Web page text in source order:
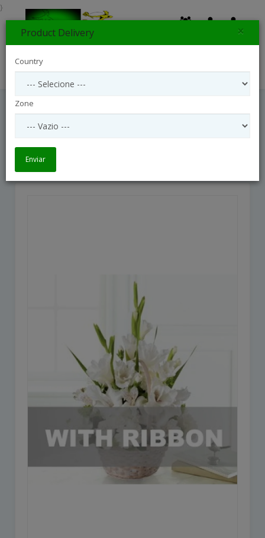
Funeral / Sympathy Bouquet With
}
Product Delivery ×
Country
Zone
Enviar